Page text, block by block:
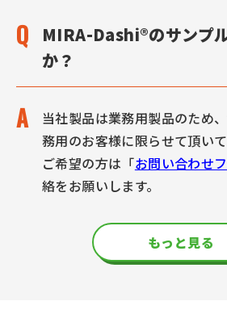
MIRA-Dashi®のサンプ
か？
当社製品は業務用製品のため
務用のお客様に限らせて頂い
ご希望の方は「お問い合わせ
絡をお願いします。
もっと見る